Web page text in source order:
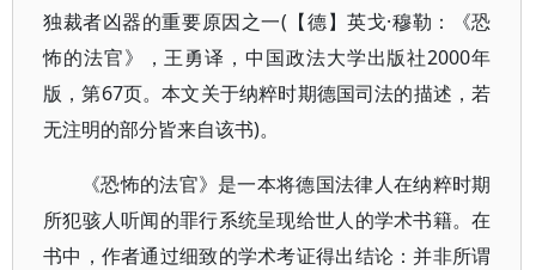
独裁者凶器的重要原因之一(【德】英戈·穆勒：《恐
怖的法官》，王勇译，中国政法大学出版社2000年
版，第67页。本文关于纳粹时期德国司法的描述，若
无注明的部分皆来自该书)。
《恐怖的法官》是一本将德国法律人在纳粹时期
所犯骇人听闻的罪行系统呈现给世人的学术书籍。在
书中，作者通过细致的学术考证得出结论：并非所谓